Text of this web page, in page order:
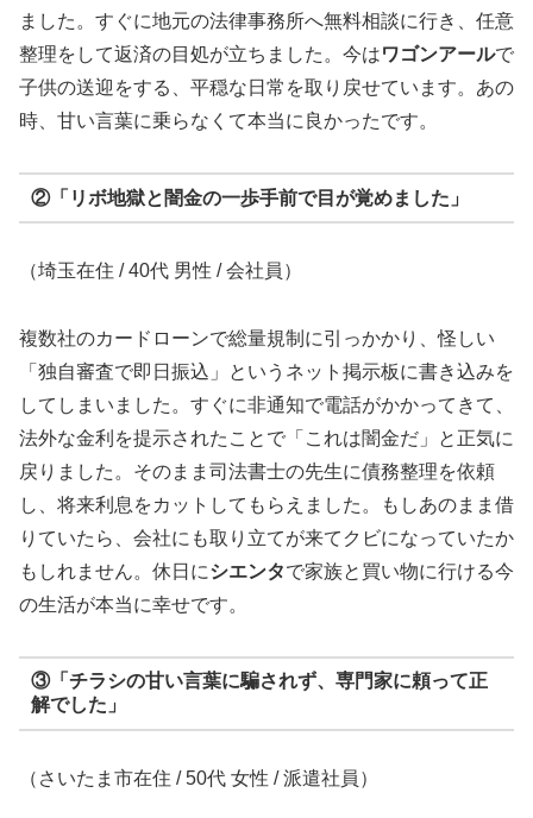
ました。すぐに地元の法律事務所へ無料相談に行き、任意
整理をして返済の目処が立ちました。今はワゴンアールで
子供の送迎をする、平穏な日常を取り戻せています。あの
時、甘い言葉に乗らなくて本当に良かったです。
②「リボ地獄と闇金の一歩手前で目が覚めました」
（埼玉在住 / 40代 男性 / 会社員）
複数社のカードローンで総量規制に引っかかり、怪しい
「独自審査で即日振込」というネット掲示板に書き込みを
してしまいました。すぐに非通知で電話がかかってきて、
法外な金利を提示されたことで「これは闇金だ」と正気に
戻りました。そのまま司法書士の先生に債務整理を依頼
し、将来利息をカットしてもらえました。もしあのまま借
りていたら、会社にも取り立てが来てクビになっていたか
もしれません。休日にシエンタで家族と買い物に行ける今
の生活が本当に幸せです。
③「チラシの甘い言葉に騙されず、専門家に頼って正
解でした」
（さいたま市在住 / 50代 女性 / 派遣社員）